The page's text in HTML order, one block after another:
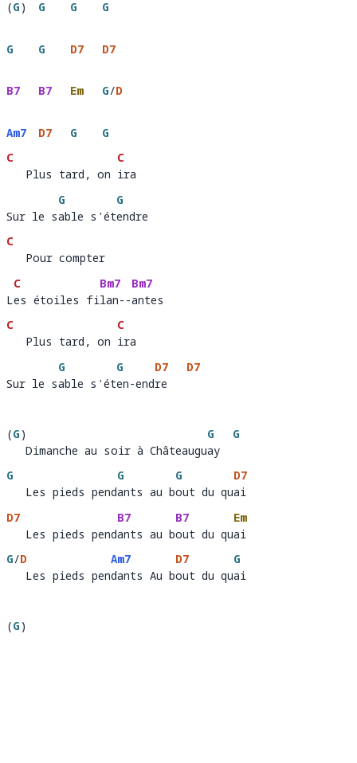
(G ) G G G
G G D7 D7
B7 B7 Em G/D
Am7 D7 G
G
C
   Plus tard, on
C
ira
   Plus tard, on ira
Sur le s
G
able s'ét
G
e
Sur le sable s'étendre
C
   Pour compter
   Pour compter
L
C
es étoiles fi
Bm7
lan--
Bm7
ant
Les étoiles filan--antes
C
   Plus tard, on
C
ira
   Plus tard, on ira
Sur le s
G
able s'ét
G
en-end
D7
re
D7
Sur le sable s'éten-endre
(G )
Dimanche au soir à Châteaugu
G
ay
G
   Dimanche au soir à Châteauguay
G
   Les pieds pend
G
ants au b
G
out du qu
D7
ai
   Les pieds pendants au bout du quai
D7
   Les pieds pend
B7
ants au b
B7
out du qu
Em
ai
   Les pieds pendants au bout du quai
G/D
   Les pieds pen
Am7
dants Au b
D7
out du qu
G
ai
   Les pieds pendants Au bout du quai
(G )